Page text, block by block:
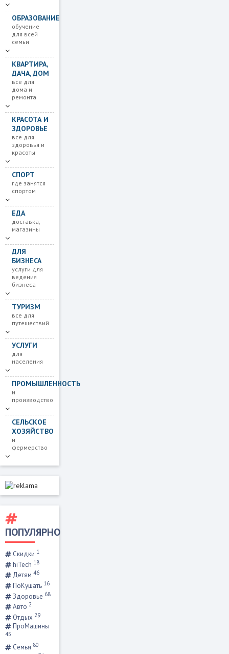
ОБРАЗОВАНИЕ
обучение
для всей
семьи
КВАРТИРА,
ДАЧА, ДОМ
все для
дома и
ремонта
КРАСОТА И
ЗДОРОВЬЕ
все для
здоровья и
красоты
СПОРТ
где занятся
спортом
ЕДА
доставка,
магазины
ДЛЯ
БИЗНЕСА
услуги для
ведения
бизнеса
ТУРИЗМ
все для
путешествий
УСЛУГИ
для
населения
ПРОМЫШЛЕННОСТЬ
и
производство
СЕЛЬСКОЕ
ХОЗЯЙСТВО
и
фермерство
ПОПУЛЯРНО
Скидки 1
hiTech 18
Детям 46
ПоКушать 16
Здоровье 68
Авто 2
Отдых 29
ПроМашины
45
Семья 80